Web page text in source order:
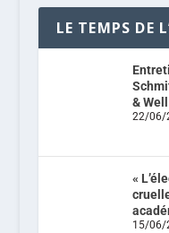
LE TEMPS DE
& Well
22/06/
«
15/06/